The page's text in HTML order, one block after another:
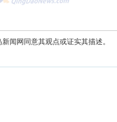
闻网同意其观点或证实其描述。